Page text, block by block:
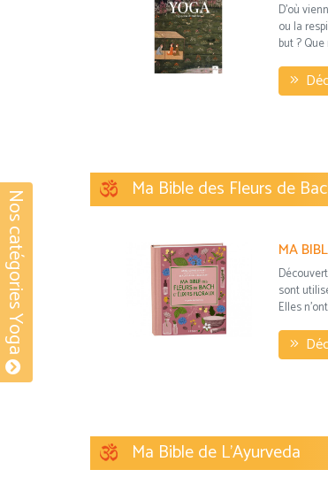
Nos catégories Yoga
D'où
ou la
but ?
Ma Bible des Fleurs de
sont
Elles
Ma Bible de L'Ayurveda